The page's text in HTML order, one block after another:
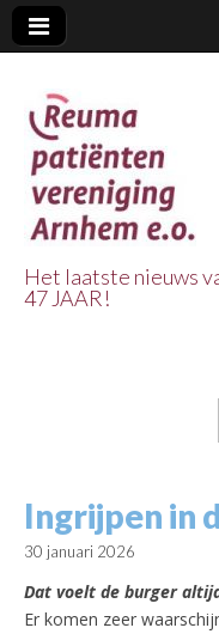
Het laatste nieuws
47 JAAR!
Ingrijpen in
30 januari 2026
Dat voelt de burger
Er komen zeer